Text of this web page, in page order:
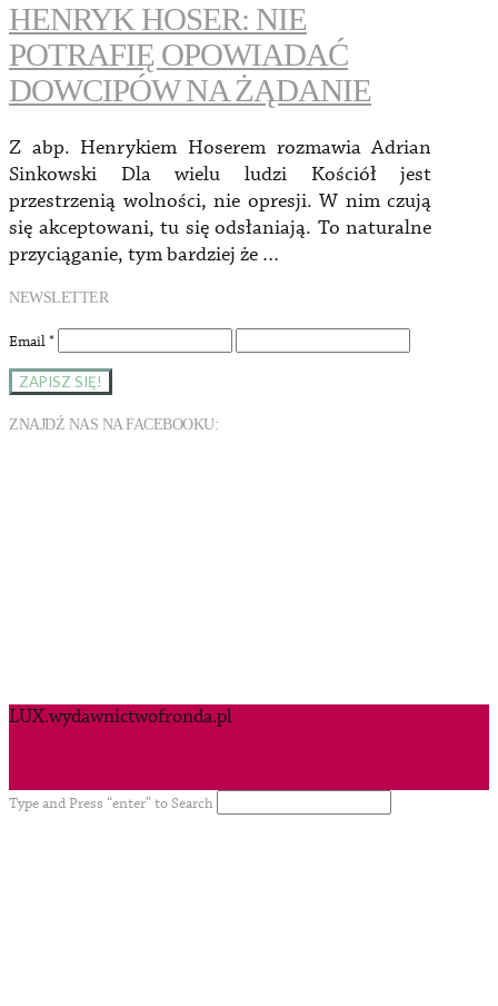
HENRYK HOSER: NIE
POTRAFIĘ OPOWIADAĆ
DOWCIPÓW NA ŻĄDANIE
Z abp. Henrykiem Hoserem rozmawia Adrian
Sinkowski Dla wielu ludzi Kościół jest
przestrzenią wolności, nie opresji. W nim czują
się akceptowani, tu się odsłaniają. To naturalne
przyciąganie, tym bardziej że …
NEWSLETTER
Email*
ZNAJDŹ NAS NA FACEBOOKU:
LUX.wydawnictwofronda.pl
Type and Press “enter” to Search